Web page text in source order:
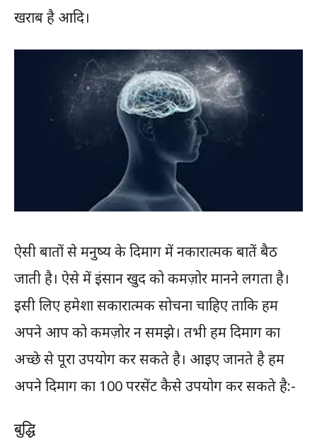
खराब है आदि।
ऐसी बातों से मनुष्य के दिमाग में नकारात्मक बातें बैठ
जाती है। ऐसे में इंसान खुद को कमज़ोर मानने लगता है।
इसी लिए हमेशा सकारात्मक सोचना चाहिए ताकि हम
अपने आप को कमज़ोर न समझे। तभी हम दिमाग का
अच्छे से पूरा उपयोग कर सकते है। आइए जानते है हम
अपने दिमाग का 100 परसेंट कैसे उपयोग कर सकते है:-
बुद्धि